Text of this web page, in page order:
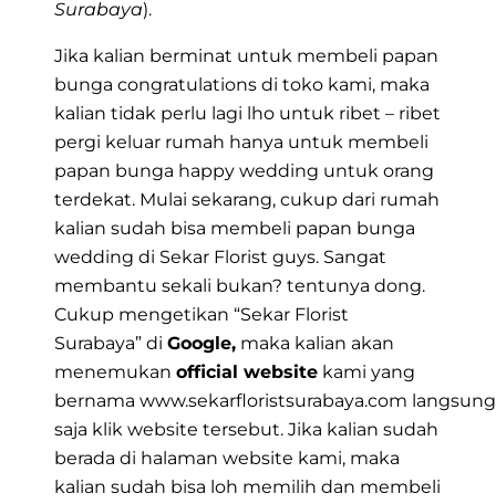
Surabaya).
Jika kalian berminat untuk membeli papan
bunga congratulations di toko kami, maka
kalian tidak perlu lagi lho untuk ribet – ribet
pergi keluar rumah hanya untuk membeli
papan bunga happy wedding untuk orang
terdekat. Mulai sekarang, cukup dari rumah
kalian sudah bisa membeli papan bunga
wedding di Sekar Florist guys. Sangat
membantu sekali bukan? tentunya dong.
Cukup mengetikan “Sekar Florist
Surabaya” di Google, maka kalian akan
menemukan official website kami yang
bernama www.sekarfloristsurabaya.com langsung
saja klik website tersebut. Jika kalian sudah
berada di halaman website kami, maka
kalian sudah bisa loh memilih dan membeli